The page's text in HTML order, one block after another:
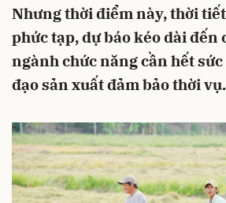
Nhưng thời điểm này, thời
phức tạp, dự báo kéo dài đến
ngành chức năng cần hết
đạo sản xuất đảm bảo thời vụ.